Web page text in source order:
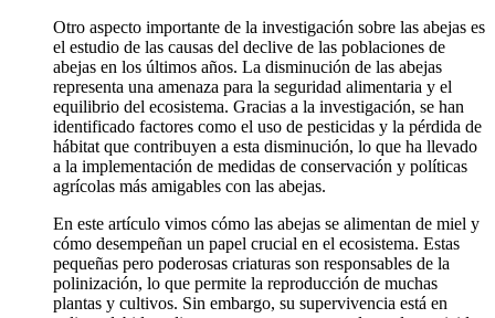
Otro aspecto importante de la investigación sobre las abejas es
el estudio de las causas del declive de las poblaciones de
abejas en los últimos años. La disminución de las abejas
representa una amenaza para la seguridad alimentaria y el
equilibrio del ecosistema. Gracias a la investigación, se han
identificado factores como el uso de pesticidas y la pérdida de
hábitat que contribuyen a esta disminución, lo que ha llevado
a la implementación de medidas de conservación y políticas
agrícolas más amigables con las abejas.
En este artículo vimos cómo las abejas se alimentan de miel y
cómo desempeñan un papel crucial en el ecosistema. Estas
pequeñas pero poderosas criaturas son responsables de la
polinización, lo que permite la reproducción de muchas
plantas y cultivos. Sin embargo, su supervivencia está en